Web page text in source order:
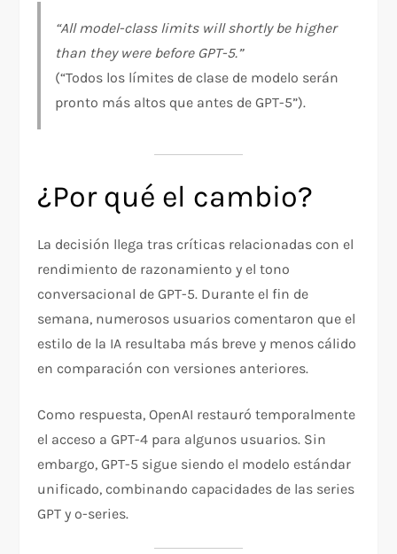
“All model-class limits will shortly be higher
than they were before GPT-5.”
(“Todos los límites de clase de modelo serán
pronto más altos que antes de GPT-5”).
¿Por qué el cambio?
La decisión llega tras críticas relacionadas con el
rendimiento de razonamiento y el tono
conversacional de GPT-5. Durante el fin de
semana, numerosos usuarios comentaron que el
estilo de la IA resultaba más breve y menos cálido
en comparación con versiones anteriores.
Como respuesta, OpenAI restauró temporalmente
el acceso a GPT-4 para algunos usuarios. Sin
embargo, GPT-5 sigue siendo el modelo estándar
unificado, combinando capacidades de las series
GPT y o-series.